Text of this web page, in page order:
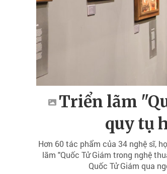
Triển lãm
quy tụ
Hơn 60 tác phẩm của 34 nghệ sĩ,
lãm "Quốc Tử Giám trong nghệ
Quốc Tử Giám qua